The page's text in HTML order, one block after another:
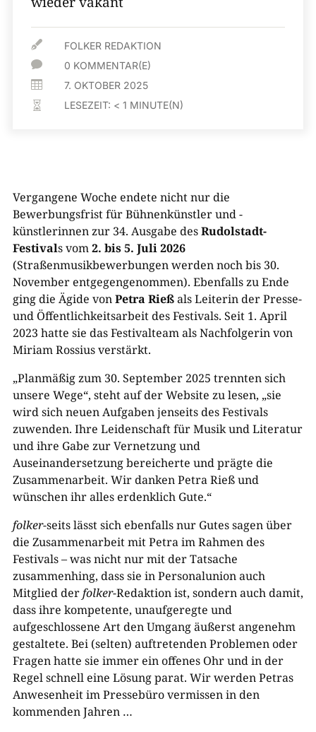
 FOLKER REDAKTION
 0 KOMMENTAR(E)
 7. OKTOBER 2025
 LESEZEIT: < 1 MINUTE(N)
Vergangene Woche endete nicht nur die
Bewerbungsfrist für Bühnenkünstler und -
künstlerinnen zur 34. Ausgabe desRudolstadt-
Festivals vom2. bis 5. Juli 2026
(Straßenmusikbewerbungen werden noch bis 30.
November entgegengenommen). Ebenfalls zu Ende
ging die Ägide vonPetra Rießals Leiterin der Presse-
und Öffentlichkeitsarbeit des Festivals. Seit 1. April
2023 hatte sie das Festivalteam als Nachfolgerin von
Miriam Rossius verstärkt.
„Planmäßig zum 30. September 2025 trennten sich
unsere Wege“, steht auf der Website zu lesen, „sie
wird sich neuen Aufgaben jenseits des Festivals
zuwenden. Ihre Leidenschaft für Musik und Literatur
und ihre Gabe zur Vernetzung und
Auseinandersetzung bereicherte und prägte die
Zusammenarbeit. Wir danken Petra Rieß und
wünschen ihr alles erdenklich Gute.“
folker-seits lässt sich ebenfalls nur Gutes sagen über
die Zusammenarbeit mit Petra im Rahmen des
Festivals – was nicht nur mit der Tatsache
zusammenhing, dass sie in Personalunion auch
Mitglied derfolker-Redaktion ist, sondern auch damit,
dass ihre kompetente, unaufgeregte und
aufgeschlossene Art den Umgang äußerst angenehm
gestaltete. Bei (selten) auftretenden Problemen oder
Fragen hatte sie immer ein offenes Ohr und in der
Regel schnell eine Lösung parat. Wir werden Petras
Anwesenheit im Pressebüro vermissen in den
kommenden Jahren …